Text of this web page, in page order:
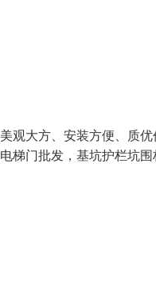
观大方、安装方便、质
门批发，基坑护栏坑